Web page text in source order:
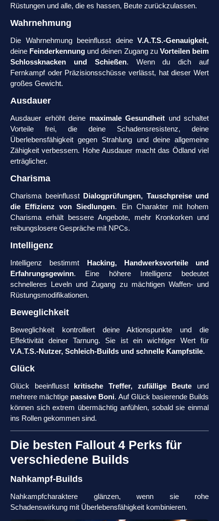
Rüstungen und alle, die es hassen, Beute zurückzulassen.
Wahrnehmung
Die Wahrnehmung beeinflusst deine V.A.T.S.-Genauigkeit,
deine Feinderkennung und deinen Zugang zu Vorteilen beim
Schlossknacken und Schießen. Wenn du dich auf
Fernkampf oder Präzisionsschüsse verlässt, hat dieser Wert
großes Gewicht.
Ausdauer
Ausdauer erhöht deine maximale Gesundheit und schaltet
Vorteile frei, die deine Schadensresistenz, deine
Überlebensfähigkeit gegen Strahlung und deine allgemeine
Zähigkeit verbessern. Hohe Ausdauer macht das Ödland viel
erträglicher.
Charisma
Charisma beeinflusst
Dialogprüfungen, Tauschpreise und
die Effizienz von Siedlungen. Ein Charakter mit hohem
Charisma erhält bessere Angebote, mehr Kronkorken und
reibungslosere Gespräche mit NPCs.
Intelligenz
Intelligenz bestimmt
Hacking, Handwerksvorteile und
Erfahrungsgewinn. Eine höhere Intelligenz bedeutet
schnelleres Leveln und Zugang zu mächtigen Waffen- und
Rüstungsmodifikationen.
Beweglichkeit
Beweglichkeit kontrolliert deine Aktionspunkte und die
Effektivität deiner Tarnung. Sie ist ein wichtiger Wert für
V.A.T.S.-Nutzer, Schleich-Builds und schnelle Kampfstile.
Glück
Glück beeinflusst kritische Treffer, zufällige Beute und
mehrere mächtige passive Boni. Auf Glück basierende Builds
können sich extrem übermächtig anfühlen, sobald sie einmal
ins Rollen gekommen sind.
Die besten Fallout 4 Perks für
verschiedene Builds
Nahkampf-Builds
Nahkampfcharaktere glänzen, wenn sie rohe
Schadenswirkung mit Überlebensfähigkeit kombinieren.